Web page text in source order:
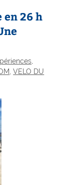
en 26 h
,VELO DU